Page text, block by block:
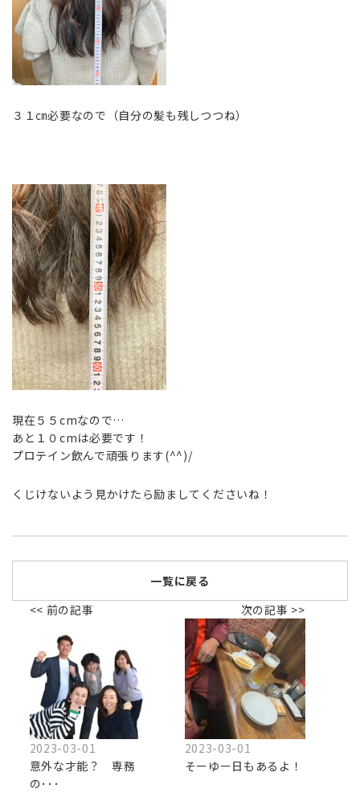
３１㎝必要なので（自分の髪も残しつつね）
現在５５cmなので…
あと１０cmは必要です！
プロテイン飲んで頑張ります(^^)/
くじけないよう見かけたら励ましてくださいね！
<< 前の記事
2023-03-01
意外な才能？ 専務
の･･･
一覧に戻る
次の記事 >>
2023-03-01
そーゆー日もあるよ！